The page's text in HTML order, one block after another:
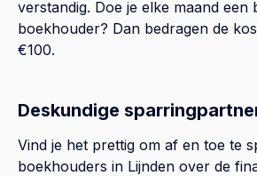
verstandig. Doe je elke maand een
boekhouder? Dan bedragen de
€100.
Deskundige
Vind je het prettig om af en toe te
boekhouders in Lijnden over de